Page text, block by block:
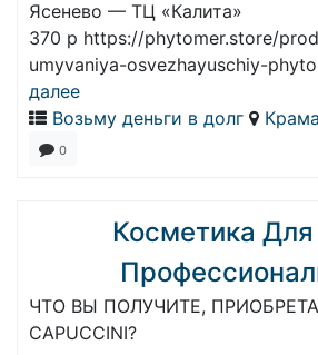
Ясенево — ТЦ «Калита»
370 р https://phytomer.store/
umyvaniya-osvezhayuschiy-
далее
Возьму деньги в долг
0
Косметика
ЧТО ВЫ ПОЛУЧИТЕ, ПРИОБРЕТАЯ
CAPUCCINI?